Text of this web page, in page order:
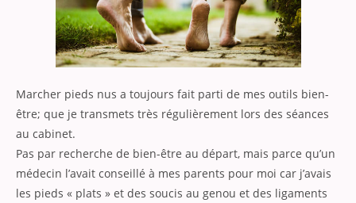
Marcher pieds nus a toujours fait parti de mes outils bien-
être; que je transmets très régulièrement lors des séances
au cabinet.
Pas par recherche de bien-être au départ, mais parce qu’un
médecin l’avait conseillé à mes parents pour moi car j’avais
les pieds « plats » et des soucis au genou et des ligaments